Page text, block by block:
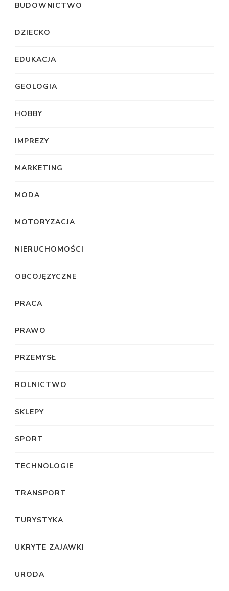
BUDOWNICTWO
DZIECKO
EDUKACJA
GEOLOGIA
HOBBY
IMPREZY
MARKETING
MODA
MOTORYZACJA
NIERUCHOMOŚCI
OBCOJĘZYCZNE
PRACA
PRAWO
PRZEMYSŁ
ROLNICTWO
SKLEPY
SPORT
TECHNOLOGIE
TRANSPORT
TURYSTYKA
UKRYTE ZAJAWKI
URODA